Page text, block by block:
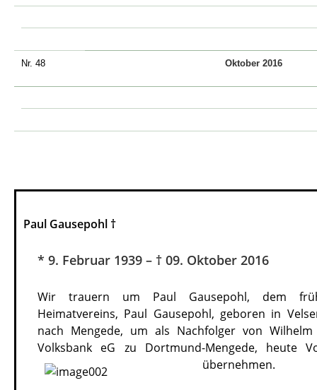
Nr. 48 Oktober 2016
Paul Gausepohl †
* 9. Februar 1939 – † 09. Oktober 2016
Wir trauern um Paul Gausepohl, dem
Heimatvereins, Paul Gausepohl, geboren in
nach Mengede, um als Nachfolger von
Volksbank eG zu Dortmund-Mengede, heute
übernehmen.